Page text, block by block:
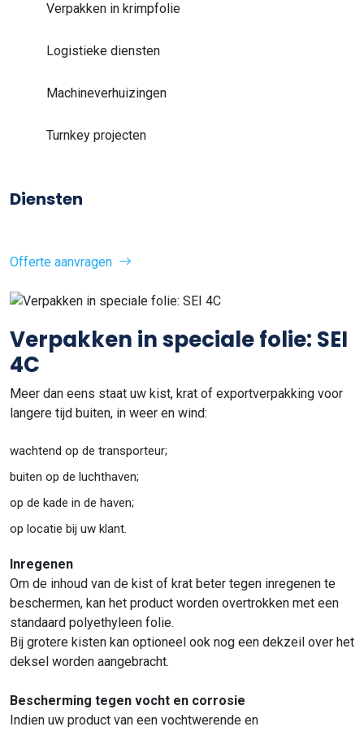
Verpakken in krimpfolie
Logistieke diensten
Machineverhuizingen
Turnkey projecten
Diensten
Offerte aanvragen
Verpakken in speciale folie: SEI
4C
Meer dan eens staat uw kist, krat of exportverpakking voor
langere tijd buiten, in weer en wind:
wachtend op de transporteur;
buiten op de luchthaven;
op de kade in de haven;
op locatie bij uw klant.
Inregenen
Om de inhoud van de kist of krat beter tegen inregenen te
beschermen, kan het product worden overtrokken met een
standaard polyethyleen folie.
Bij grotere kisten kan optioneel ook nog een dekzeil over het
deksel worden aangebracht.
Bescherming tegen vocht en corrosie
Indien uw product van een vochtwerende en